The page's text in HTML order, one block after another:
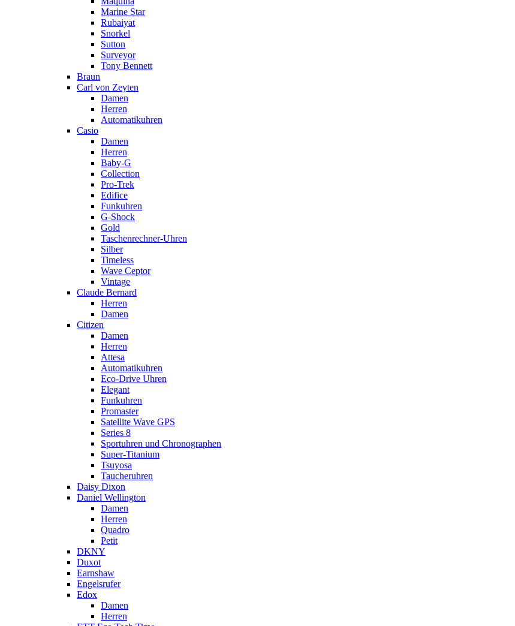
Marine Star
Rubaiyat
Snorkel
Sutton
Surveyor
Tony Bennett
Braun
Carl von Zeyten
Damen
Herren
Automatikuhren
Casio
Damen
Herren
Baby-G
Collection
Pro-Trek
Edifice
Funkuhren
G-Shock
Gold
Taschenrechner-Uhren
Silber
Timeless
Wave Ceptor
Vintage
Claude Bernard
Herren
Damen
Citizen
Damen
Herren
Attesa
Automatikuhren
Eco-Drive Uhren
Elegant
Funkuhren
Promaster
Satellite Wave GPS
Series 8
Sportuhren und Chronographen
Super-Titanium
Tsuyosa
Taucheruhren
Daisy Dixon
Daniel Wellington
Damen
Herren
Quadro
Petit
DKNY
Duxot
Earnshaw
Engelsrufer
Edox
Damen
Herren